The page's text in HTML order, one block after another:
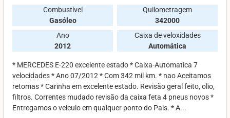
Combustível
Gasóleo
Quilometragem
342000
Ano
2012
Caixa de veloxidades
Automática
* MERCEDES E-220 excelente estado * Caixa-Automatica 7
velocidades * Ano 07/2012 * Com 342 mil km. * nao Aceitamos
retomas * Carinha em excelente estado. Revisão geral feito, olio,
filtros. Correntes mudado revisão da caixa feta 4 pneus novos *
Entregamos o veiculo em qualquer ponto do Pais. * A...